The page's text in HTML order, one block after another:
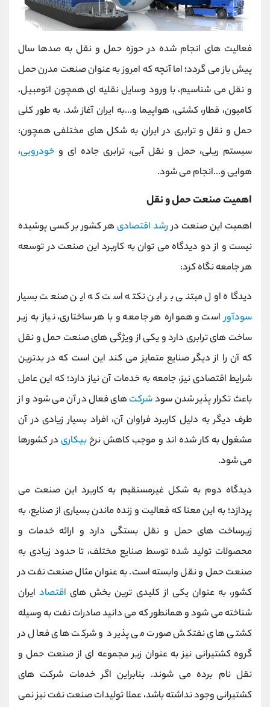
فعالیت های انجام شده در حوزه حمل و نقل به صدها سال
پیش باز می گردد؛ اما آنچه که امروز به عنوان صنعت مدرن حمل
و نقل می شناسیم، با ورود وسایل نقلیه ای همچون اتومبیل،
کامیون، قطار، کشتی، هواپیما و...به ایران آغاز شد. به طور کلی
حمل و نقل و ترابری در ایران به شکل های مختلفی همچون:
سیستم ریلی، حمل و نقل آبی، ترابری جاده ای و خودرویی،
هوایی و...انجام می شود.
اهمیت صنعت حمل و نقل
اهمیت این صنعت دررشد اقتصادیهر کشور بر کسی پوشیده
نیست و از دو دیدگاه می توان به کاربرد این صنعت در توسعه
هر جامعه نگاه کرد:
دیدگاه اول مبتنی بر این نکته است که این صنعت بسیار
سودآوراست و همواره هر جامعه و با هر ساختاری، نیاز به زیر
ساخت های ترابری دارد و یکی از ویژگی های صنعت حمل و نقل
که آن را از دیگر صنایع متمایز می کند این است که در بدترین
شرایط اقتصادی نیز، جامعه به خدمات آن نیاز دارد؛ که این عامل
باعث تکرار پذیر شدن سودشرکتهای فعال در آن می شود و از
طرف دیگر به دلیل کاربرد فراوان آن، افراد بسیار زیادی در آن
مشغول به کار شده اند و موجب کاهش نرخبیکاریدر کشورها
می شود.
دیدگاه دوم به شکل غیرمستقیم به کاربرد این صنعت می
پردازد؛ به این معنا که فعالیت و زنده ماندن بسیاری از صنایع، به
زیرساخت های حمل و نقل بستگی دارد و ارائه خدمات و
محصولات تولید شده توسط صنایع مختلف، تا حدود زیادی به
صنعت حمل و نقل وابسته است. به عنوان مثال صنعت نفت در
کشور، به عنوان یکی از کلیدی ترین بخش های اقتصادایران
شناخته می شود و همانطور که می دانید صادرات نفت به وسیله
کشتی های نفتکش صورت می پذیرد و شرکت های فعال در
گروه کشتیرانی نیز به عنوان زیر مجموعه ای از صنعت حمل و
نقل نام برده می شوند. بنابراین اگر خدمات شرکت های
کشتیرانی وجود نداشته باشد، عملا تولیدات صنعت نفت نیز نمی